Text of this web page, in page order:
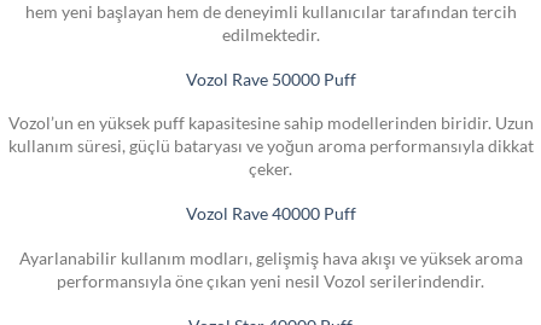
hem yeni başlayan hem de deneyimli kullanıcılar tarafından tercih
edilmektedir.
Vozol Rave 50000 Puff
Vozol’un en yüksek puff kapasitesine sahip modellerinden biridir. Uzun
kullanım süresi, güçlü bataryası ve yoğun aroma performansıyla dikkat
çeker.
Vozol Rave 40000 Puff
Ayarlanabilir kullanım modları, gelişmiş hava akışı ve yüksek aroma
performansıyla öne çıkan yeni nesil Vozol serilerindendir.